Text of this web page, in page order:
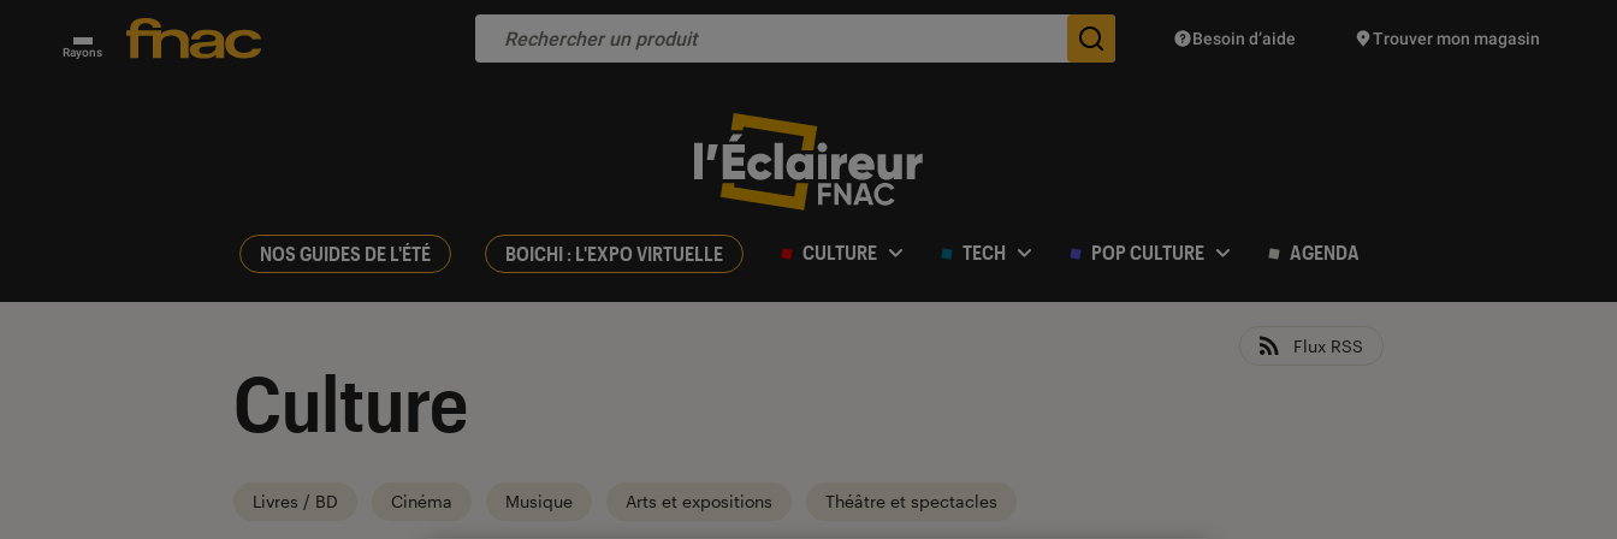
Rayons Des suggestions de produits vont vous être proposées
Besoin d’aide Trouver mon magasin
NOS GUIDES DE L'ÉTÉ BOICHI : L'EXPO VIRTUELLE CULTURE TECH POP CULTURE AGENDA
Culture
Flux RSS
Livres / BD Cinéma Musique Arts et expositions Théâtre et spectacles